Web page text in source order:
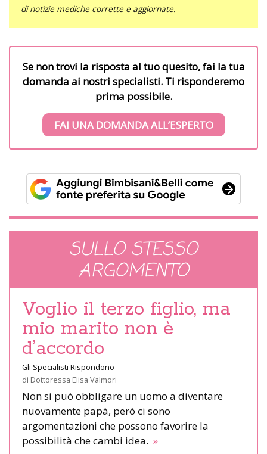
di notizie mediche corrette e aggiornate.
Se non trovi la risposta al tuo quesito, fai la tua
domanda ai nostri specialisti. Ti risponderemo
prima possibile.
FAI UNA DOMANDA ALL’ESPERTO
SULLO STESSO
ARGOMENTO
Voglio il terzo figlio, ma
mio marito non è
d’accordo
Gli Specialisti Rispondono
di Dottoressa Elisa Valmori
Non si può obbligare un uomo a diventare
nuovamente papà, però ci sono
argomentazioni che possono favorire la
possibilità che cambi idea. »